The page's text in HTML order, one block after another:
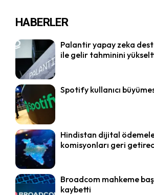
HABERLER
Palantir yapay zeka
ile gelir tahminini
Spotify kullanıcı
Hindistan dijital
komisyonları geri
Broadcom mahkeme
kaybetti